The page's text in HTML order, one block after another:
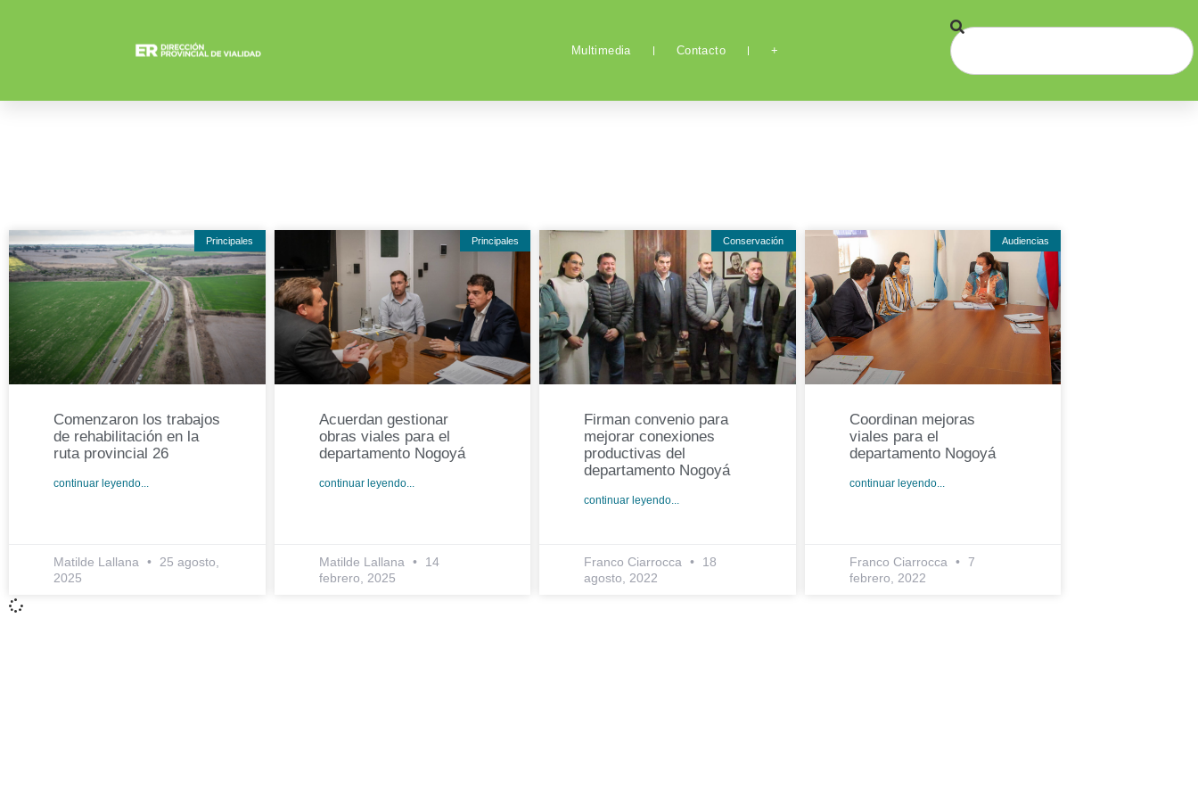
Multimedia Contacto +
Principales
Comenzaron los trabajos
de rehabilitación en la
ruta provincial 26
continuar leyendo...
Matilde Lallana
25 agosto,
2025
Principales
Acuerdan gestionar
obras viales para el
departamento Nogoyá
continuar leyendo...
Matilde Lallana
14
febrero, 2025
Conservación
Firman convenio para
mejorar conexiones
productivas del
departamento Nogoyá
continuar leyendo...
Franco Ciarrocca
18
agosto, 2022
Audiencias
Coordinan mejoras
viales para el
departamento Nogoyá
continuar leyendo...
Franco Ciarrocca
7
febrero, 2022